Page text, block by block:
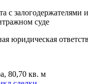
с
суде
юридическая